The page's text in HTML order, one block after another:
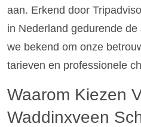
aan. Erkend door
in Nederland gedurende
we bekend om onze
tarieven en professionele
Waarom Kiezen
Waddinxveen